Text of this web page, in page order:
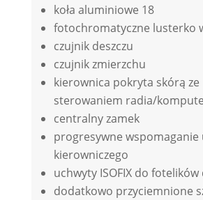
koła aluminiowe 18
fotochromatyczne lusterko
czujnik deszczu
czujnik zmierzchu
kierownica pokryta skórą ze
sterowaniem radia/
centralny zamek
progresywne wspomaganie
kierowniczego
uchwyty ISOFIX do fotelików
dodatkowo przyciemnione